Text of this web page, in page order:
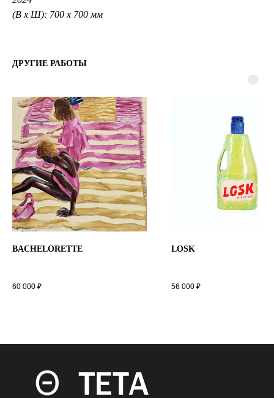
(В х Ш): 700 х 700 мм
ДРУГИЕ РАБОТЫ
BACHELORETTE
60 000 ₽
LOSK
56 000 ₽